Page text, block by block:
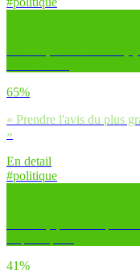
65%
« Prendre l'avis du plus
»
En detail
#politique
41%